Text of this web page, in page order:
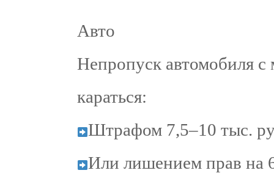
Авто
Непропуск автомобиля с
караться:
Штрафом 7,5–10 тыс.
Или лишением прав на